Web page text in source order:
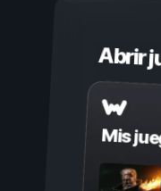
Abrir
Mis